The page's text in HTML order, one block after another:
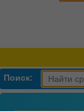
Поиск: